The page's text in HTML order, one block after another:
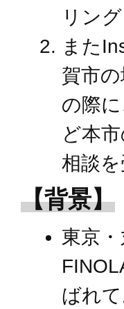
リン
また
賀市
の際
ど本
相談を
【背景】
東京
ばれ